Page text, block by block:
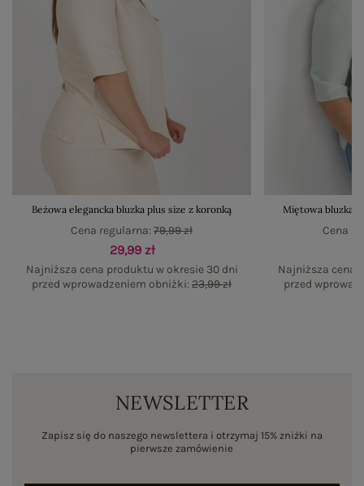
Beżowa elegancka bluzka plus size z koronką
29,99 zł
Najniższa cena produktu w okresie 30 dni
przed wprowadzeniem obniżki:23,99 zł
Cena regularna:79,99 zł
Miętowa bluzka
Najniższa cena
przed
Cena
NEWSLETTER
Zapisz się do naszego newslettera i otrzymaj 15% zniżki na
pierwsze zamówienie